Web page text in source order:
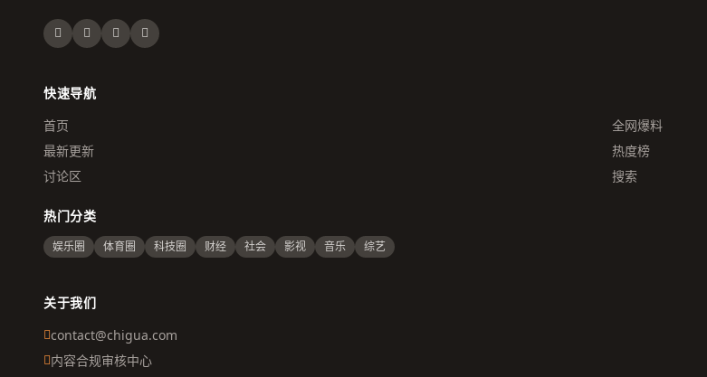
快速导航
首页
全网爆料
最新更新
热度榜
讨论区
搜索
热门分类
娱乐圈 体育圈 科技圈 财经 社会 影视 音乐 综艺
关于我们
contact@chigua.com
内容合规审核中心